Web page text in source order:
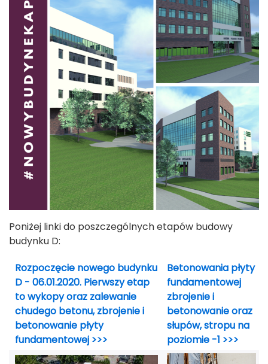
Poniżej linki do poszczególnych etapów budowy
budynku D:
Rozpoczęcie nowego budynku
D - 06.01.2020. Pierwszy etap
to wykopy oraz zalewanie
chudego betonu, zbrojenie i
betonowanie płyty
fundamentowej >>>
Betonowania płyty
fundamentowej
zbrojenie i
betonowanieoraz
słupów, stropu na
poziomie -1 >>>